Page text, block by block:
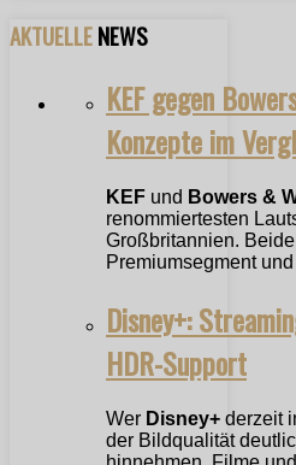
AKTUELLENEWS
KEF gegen
Konzepte im
KEF und Bowers &
renommiertesten
Großbritannien.
Premiumsegment
Disney+:
HDR-Support
Wer Disney+ derzeit
der Bildqualität